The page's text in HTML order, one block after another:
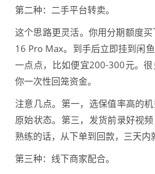
第二种：二手平台转卖。
这个思路更灵活。你用分期额度
16 Pro Max。到手后立即挂到闲
一点点，比如便宜200-300元。很
你一次性回笼资金。
注意几点。第一，选保值率高的
原始状态。第三，发货前录好视
熟练的话，从下单到回款，三天内
第三种：线下商家配合。